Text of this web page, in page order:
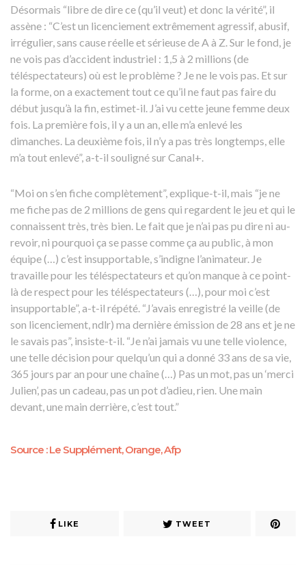
Désormais “libre de dire ce (qu’il veut) et donc la vérité”, il
assène : “C’est un licenciement extrêmement agressif, abusif,
irrégulier, sans cause réelle et sérieuse de A à Z. Sur le fond, je
ne vois pas d’accident industriel : 1,5 à 2 millions (de
téléspectateurs) où est le problème ? Je ne le vois pas. Et sur
la forme, on a exactement tout ce qu’il ne faut pas faire du
début jusqu’à la fin, estimet-il. J’ai vu cette jeune femme deux
fois. La première fois, il y a un an, elle m’a enlevé les
dimanches. La deuxième fois, il n’y a pas très longtemps, elle
m’a tout enlevé”, a-t-il souligné sur Canal+.
“Moi on s’en fiche complètement”, explique-t-il, mais “je ne
me fiche pas de 2 millions de gens qui regardent le jeu et qui le
connaissent très, très bien. Le fait que je n’ai pas pu dire ni au-
revoir, ni pourquoi ça se passe comme ça au public, à mon
équipe (…) c’est insupportable, s’indigne l’animateur. Je
travaille pour les téléspectateurs et qu’on manque à ce point-
là de respect pour les téléspectateurs (…), pour moi c’est
insupportable”, a-t-il répété. “J’avais enregistré la veille (de
son licenciement, ndlr) ma dernière émission de 28 ans et je ne
le savais pas”, insiste-t-il. “Je n’ai jamais vu une telle violence,
une telle décision pour quelqu’un qui a donné 33 ans de sa vie,
365 jours par an pour une chaîne (…) Pas un mot, pas un ‘merci
Julien’, pas un cadeau, pas un pot d’adieu, rien. Une main
devant, une main derrière, c’est tout.”
Source : Le Supplément, Orange, Afp
LIKE TWEET